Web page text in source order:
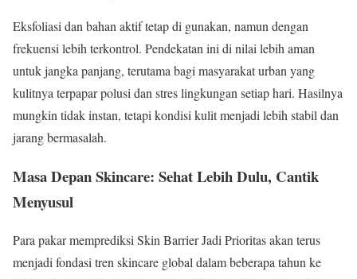
Eksfoliasi dan bahan aktif tetap di gunakan, namun dengan
frekuensi lebih terkontrol. Pendekatan ini di nilai lebih aman
untuk jangka panjang, terutama bagi masyarakat urban yang
kulitnya terpapar polusi dan stres lingkungan setiap hari. Hasilnya
mungkin tidak instan, tetapi kondisi kulit menjadi lebih stabil dan
jarang bermasalah.
Masa Depan Skincare: Sehat Lebih Dulu, Cantik
Menyusul
Para pakar memprediksi Skin Barrier Jadi Prioritas akan terus
menjadi fondasi tren skincare global dalam beberapa tahun ke